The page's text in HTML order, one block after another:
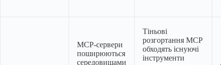
MCP-сервери
поширюються
середовищами
Тіньові
розгортання MCP
обходять існуючі
інструменти